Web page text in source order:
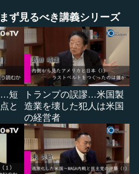
ず見るべき講義シリーズ
…短
と
トランプの誤謬…米国製
造業を壊した犯人は米国
の経営者